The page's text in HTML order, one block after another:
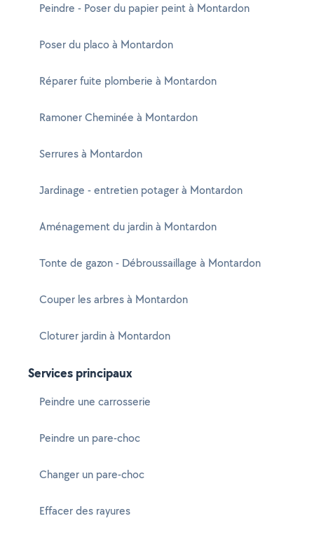
Peindre - Poser du papier peint à Montardon
Poser du placo à Montardon
Réparer fuite plomberie à Montardon
Ramoner Cheminée à Montardon
Serrures à Montardon
Jardinage - entretien potager à Montardon
Aménagement du jardin à Montardon
Tonte de gazon - Débroussaillage à Montardon
Couper les arbres à Montardon
Cloturer jardin à Montardon
Services principaux
Peindre une carrosserie
Peindre un pare-choc
Changer un pare-choc
Effacer des rayures